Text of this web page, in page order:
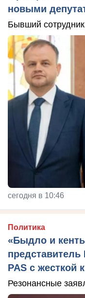
новыми
Бывший
сегодня в 10:46
Политика
«Быдло и
представитель
PAS с жесткой
Резонансные